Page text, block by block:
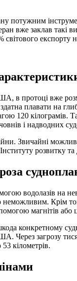
вже заклав такі
світового експорту
в протоці вже
плавати на
120 кілограмів.
і надводних
Звичайні
розвитку
водолазів на
Крім
магнітів або
конкретному
Через загрозу
кілометрів.